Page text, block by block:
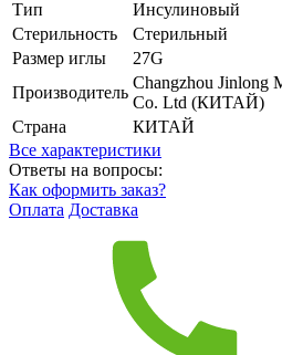
Тип
Инсулиновый
Стерильность
Стерильный
Размер иглы
27G
Производитель
Changzhou Jinlong
Co. Ltd (КИТАЙ)
Страна
КИТАЙ
Все характеристики
Ответы на вопросы:
Как оформить заказ?
Оплата Доставка